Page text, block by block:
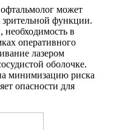
может
функции.
необходимость в
оперативного
лазером
оболочке.
минимизацию риска
опасности для